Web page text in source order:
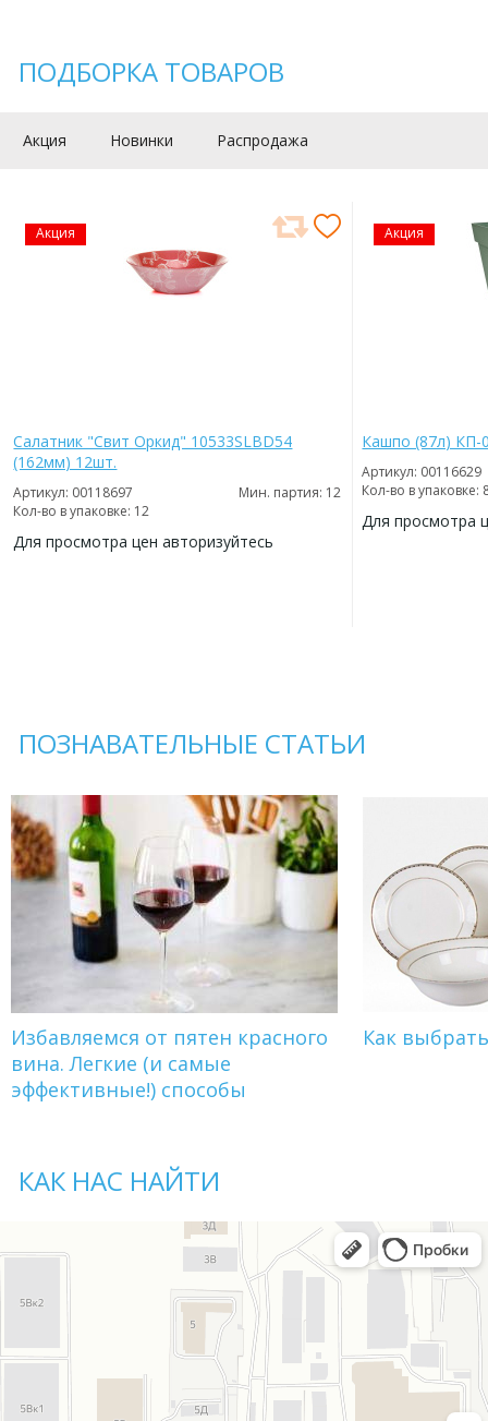
ПОДБОРКА ТОВАРОВ
Акция Новинки Распродажа
Акция
Салатник "Свит Оркид" 10533SLBD54
(162мм) 12шт.
Артикул: 00118697
Мин. партия: 12
Кол-во в упаковке: 12
Для просмотра цен авторизуйтесь
Акция
Кашпо (87л) КП-
Артикул: 00116629
Кол-во в упаковке:
Для просмотра
ПОЗНАВАТЕЛЬНЫЕ СТАТЬИ
Избавляемся от пятен красного
вина. Легкие (и самые
эффективные!) способы
Как
КАК НАС НАЙТИ